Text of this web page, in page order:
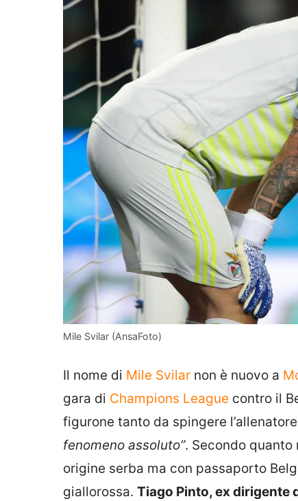
Mile Svilar (AnsaFoto)
Il nome di Mile Svilar non è nuovo a
gara di Champions League contro il
figurone tanto da spingere
fenomeno assoluto”. Secondo
origine serba ma con passaporto
giallorossa. Tiago Pinto, ex dirigente